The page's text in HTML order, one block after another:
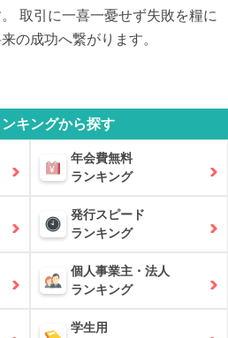
取引に一喜一憂せず失敗を糧に
の成功へ繋がります。
ンキングから探す
年会費無料
ランキング
発行スピード
ランキング
個人事業主・法人
ランキング
学生用